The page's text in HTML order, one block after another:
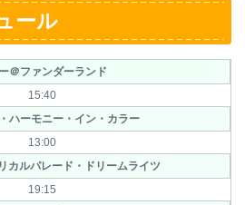
ール
＠ファンダーランド
15:40
ハーモニー・イン・カラー
13:00
カルパレード・ドリームライツ
19:15